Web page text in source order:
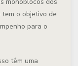
o objetivo de
para o
têm uma